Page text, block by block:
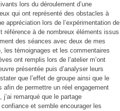
lors du déroulement d’une
qui ont représenté des obstacles à
appréciation lors de l’expérimentation de
référence à de nombreux éléments issus
des séances avec deux de mes
les témoignages et les commentaires
ont remplis lors de l’atelier m’ont
présentée puis d’analyser leurs
que l’effet de groupe ainsi que le
de permettre un réel engagement
j’ai remarqué que le partage
et semble encourager les